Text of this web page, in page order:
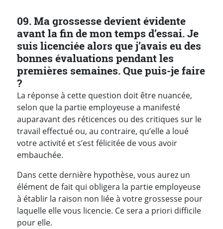
09. Ma grossesse devient évidente
avant la fin de mon temps d’essai. Je
suis licenciée alors que j’avais eu des
bonnes évaluations pendant les
premières semaines. Que puis-je faire
?
La réponse à cette question doit être nuancée,
selon que la partie employeuse a manifesté
auparavant des réticences ou des critiques sur le
travail effectué ou, au contraire, qu’elle a loué
votre activité et s’est félicitée de vous avoir
embauchée.
Dans cette dernière hypothèse, vous aurez un
élément de fait qui obligera la partie employeuse
à établir la raison non liée à votre grossesse pour
laquelle elle vous licencie. Ce sera a priori difficile
pour elle.